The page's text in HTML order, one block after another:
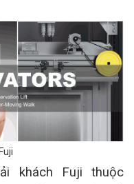
khách Fuji thuộc